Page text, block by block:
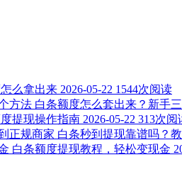
么拿出来 2026-05-22 1544次阅读
白条额度怎么套出来？新手
提现操作指南 2026-05-22 313次阅
白条秒到提现靠谱吗？
白条额度提现教程，轻松变现金